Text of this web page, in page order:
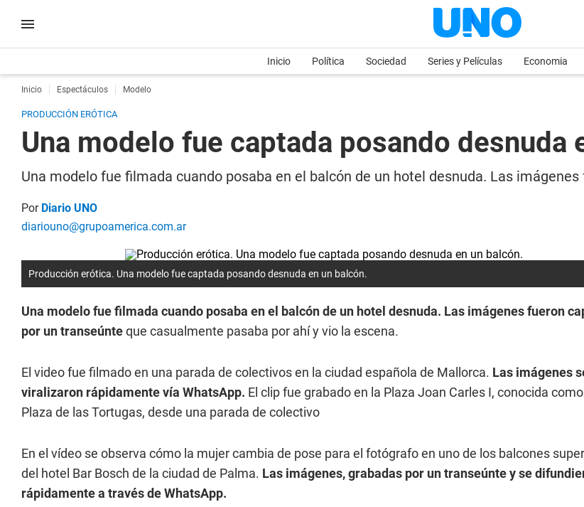
Inicio Política Sociedad Series y Películas Economia
Inicio Espectáculos Modelo
PRODUCCIÓN ERÓTICA
Una modelo fue captada posando desnuda
Una modelo fue filmada cuando posaba en el balcón de un hotel desnuda. Las
Por Diario UNO
diariouno@grupoamerica.com.ar
Producción erótica. Una modelo fue captada posando desnuda en un balcón.
Una modelo fue filmada cuando posaba en el balcón de un hotel desnuda. Las imágenes fueron
por un transeúnteque casualmente pasaba por ahí y vio la escena.
El video fue filmado en una parada de colectivos en la ciudad española de Mallorca. Las imágenes
viralizaron rápidamente vía WhatsApp. El clip fue grabado en la Plaza Joan Carles I, conocida
Plaza de las Tortugas, desde una parada de colectivo
En el vídeo se observa cómo la mujer cambia de pose para el fotógrafo en uno de los balcones
del hotel Bar Bosch de la ciudad de Palma. Las imágenes, grabadas por un transeúnte y se
rápidamente a través de WhatsApp.